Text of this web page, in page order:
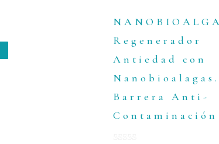
Regenerador
Antiedad con
Nanobioalagas.
Barrera Anti-
Contaminación